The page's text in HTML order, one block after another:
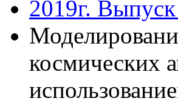
2019г.
космических